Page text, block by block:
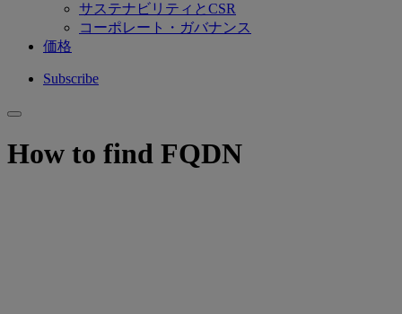
サステナビリティとCSR
コーポレート・ガバナンス
価格
Subscribe
How to find FQDN